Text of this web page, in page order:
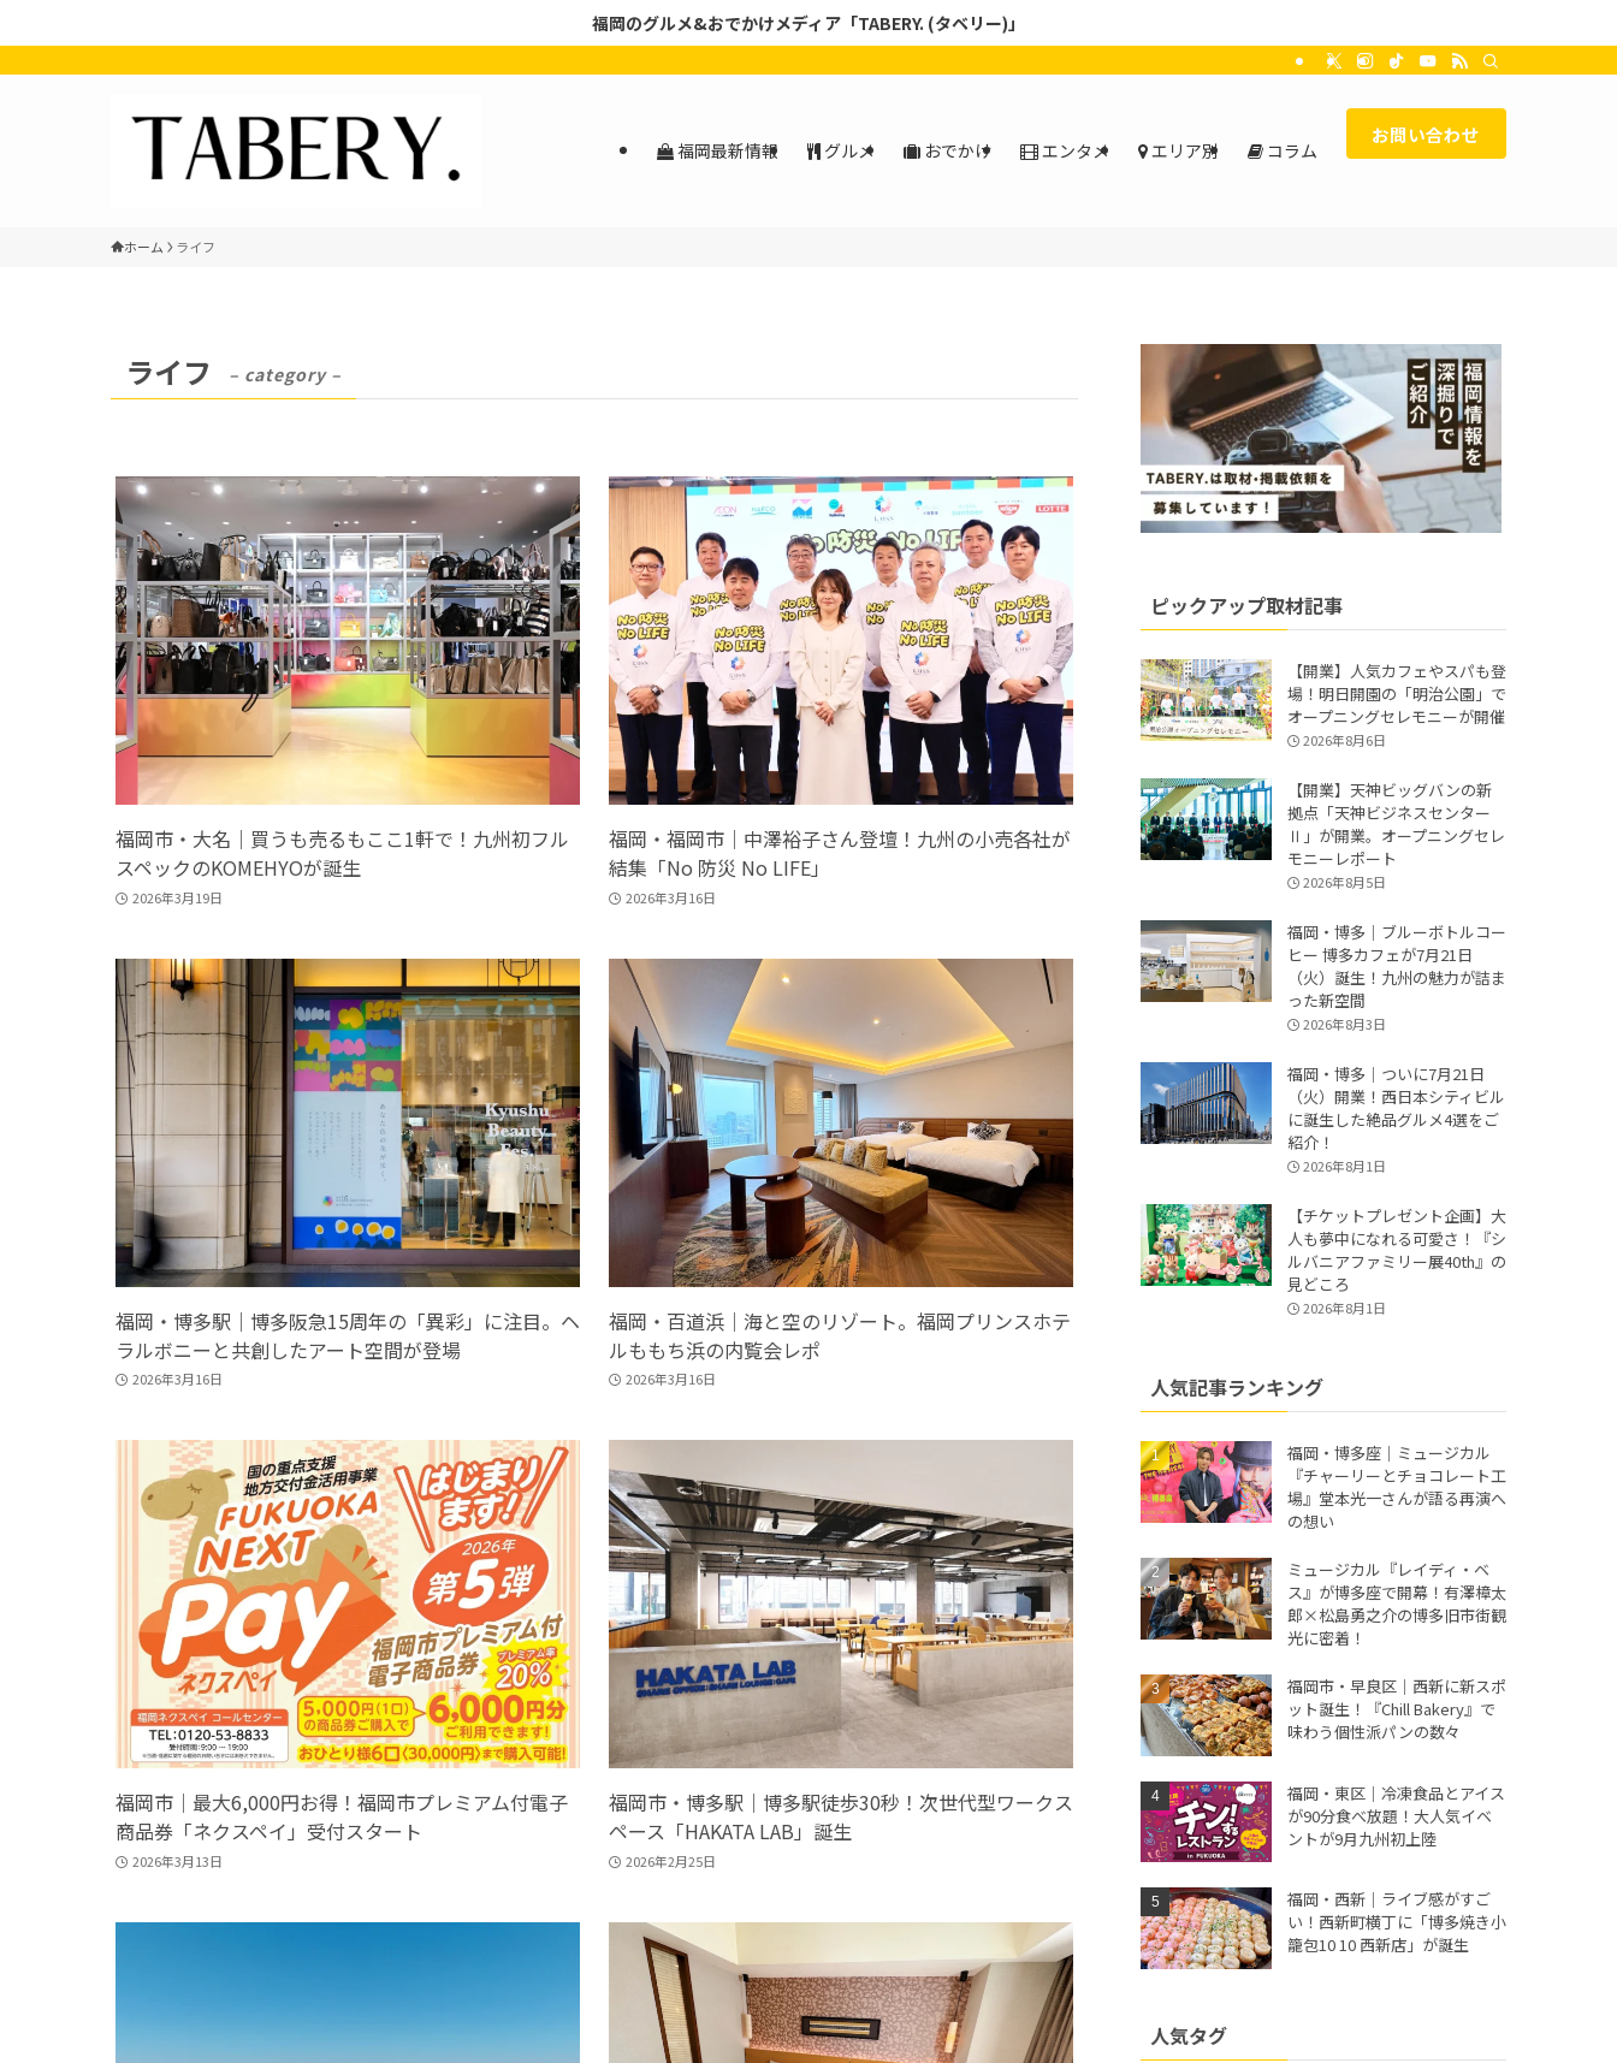
福岡のグルメ&おでかけメディア「TABERY. (タベリー)」
福岡最新情報 グルメ おでかけ エンタメ エリア別 コラム
お問い合わせ
ホーム ライフ
ライフ – category –
福岡市・大名｜買うも売るもここ1軒で！九州初フル
スペックのKOMEHYOが誕生
2026年3月19日
福岡・福岡市｜中澤裕子さん登壇！九州の小売各社が
結集「No 防災 No LIFE」
2026年3月16日
福岡・博多駅｜博多阪急15周年の「異彩」に注目。ヘ
ラルボニーと共創したアート空間が登場
2026年3月16日
福岡・百道浜｜海と空のリゾート。福岡プリンスホテ
ルももち浜の内覧会レポ
2026年3月16日
福岡市｜最大6,000円お得！福岡市プレミアム付電子
商品券「ネクスペイ」受付スタート
2026年3月13日
福岡市・博多駅｜博多駅徒歩30秒！次世代型ワークス
ペース「HAKATA LAB」誕生
2026年2月25日
ピックアップ取材記事
【開業】人気カフェやスパも登
場！明日開園の「明治公園」で
オープニングセレモニーが開催
2026年8月6日
【開業】天神ビッグバンの新
拠点「天神ビジネスセンター
Ⅱ」が開業。オープニングセレ
モニーレポート
2026年8月5日
福岡・博多｜ブルーボトルコー
ヒー 博多カフェが7月21日
（火）誕生！九州の魅力が詰ま
った新空間
2026年8月3日
福岡・博多｜ついに7月21日
（火）開業！西日本シティビル
に誕生した絶品グルメ4選をご
紹介！
2026年8月1日
【チケットプレゼント企画】大
人も夢中になれる可愛さ！『シ
ルバニアファミリー展40th』の
見どころ
2026年8月1日
人気記事ランキング
福岡・博多座｜ミュージカル
『チャーリーとチョコレート工
場』堂本光一さんが語る再演へ
の想い
ミュージカル『レイディ・ベ
ス』が博多座で開幕！有澤樟太
郎×松島勇之介の博多旧市街観
光に密着！
福岡市・早良区｜西新に新スポ
ット誕生！『Chill Bakery』で
味わう個性派パンの数々
福岡・東区｜冷凍食品とアイス
が90分食べ放題！大人気イベ
ントが9月九州初上陸
福岡・西新｜ライブ感がすご
い！西新町横丁に「博多焼き小
籠包10 10 西新店」が誕生
人気タグ